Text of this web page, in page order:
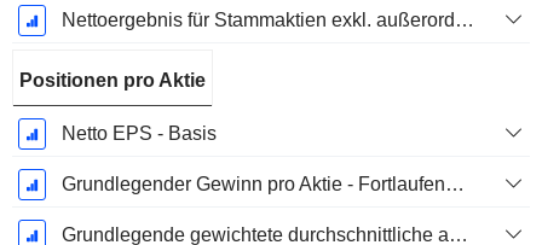
Nettoergebnis für Stammaktien exkl. außerordentliche Posten
Positionen pro Aktie
Netto EPS - Basis
Grundlegender Gewinn pro Aktie - Fortlaufende Geschäftstätigkeit
Grundlegende gewichtete durchschnittliche ausstehende Aktien